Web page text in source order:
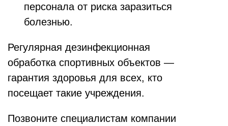
персонала от риска заразиться
болезнью.
Регулярная дезинфекционная
обработка спортивных объектов —
гарантия здоровья для всех, кто
посещает такие учреждения.
Позвоните специалистам компании